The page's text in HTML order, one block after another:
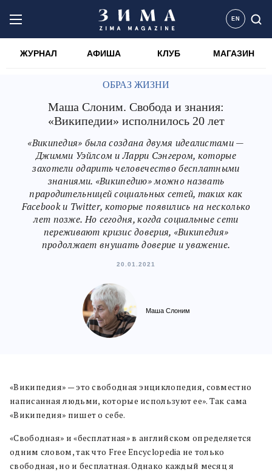
EN
ЖУРНАЛ АФИША КЛУБ МАГАЗИН
ОБРАЗ ЖИЗНИ
Маша Слоним. Свобода и знания:
«Википедии» исполнилось 20 лет
«Википедия» была создана двумя идеалистами —
Джимми Уэйлсом и Ларри Сэнгером, которые
захотели одарить человечество бесплатными
знаниями. «Википедию» можно назвать
прародительницей социальных сетей, таких как
Facebook и Twitter, которые появились на несколько
лет позже. Но сегодня, когда социальные сети
переживают кризис доверия, «Википедия»
продолжает внушать доверие и уважение.
20.01.2021
Маша Слоним
«Википедия» — это свободная энциклопедия, совместно
написанная людьми, которые используют ее». Так сама
«Википедия» пишет о себе.
«Свободная» и «бесплатная» в английском определяется
одним словом, так что Free Encyclopedia не только
свободная, но и бесплатная. Однако каждый месяц я